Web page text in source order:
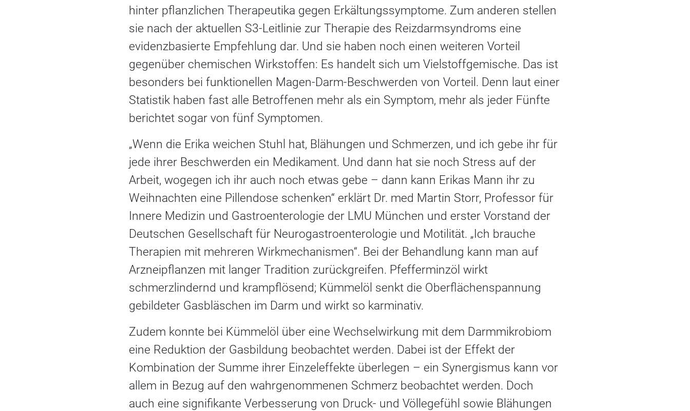
hinter pflanzlichen Therapeutika gegen Erkältungssymptome. Zum anderen stellen
sie nach der aktuellen S3-Leitlinie zur Therapie des Reizdarmsyndroms eine
evidenzbasierte Empfehlung dar. Und sie haben noch einen weiteren Vorteil
gegenüber chemischen Wirkstoffen: Es handelt sich um Vielstoffgemische. Das ist
besonders bei funktionellen Magen-Darm-Beschwerden von Vorteil. Denn laut einer
Statistik haben fast alle Betroffenen mehr als ein Symptom, mehr als jeder Fünfte
berichtet sogar von fünf Symptomen.
„Wenn die Erika weichen Stuhl hat, Blä­hungen und Schmerzen, und ich gebe ihr für
jede ihrer Beschwerden ein Medikament. Und dann hat sie noch Stress auf der
Arbeit, wogegen ich ihr auch noch etwas gebe – dann kann Erikas Mann ihr zu
Weihnachten eine Pillendose schenken“ erklärt Dr. med Martin Storr, Professor für
Innere Medizin und Gastroenterologie der LMU München und erster Vorstand der
Deutschen Gesellschaft für Neurogastroenterologie und Motilität. „Ich brauche
Therapien mit mehreren Wirkmechanismen“. Bei der Behandlung kann man auf
Arzneipflanzen mit langer Tradition zurückgreifen. Pfefferminzöl wirkt
schmerzlindernd und krampflösend; Kümmelöl senkt die Oberflächenspannung
gebildeter Gasbläschen im Darm und wirkt so karminativ.
Zudem konnte bei Kümmelöl über eine Wechselwirkung mit dem Darmmikrobiom
eine Reduktion der Gasbildung beobachtet werden. Dabei ist der Effekt der
Kombination der Summe ihrer Einzeleffekte überlegen – ein Synergismus kann vor
allem in Bezug auf den wahrgenommenen Schmerz beobachtet werden. Doch
auch eine signifikante Verbesserung von Druck- und Völlegefühl sowie Blähungen